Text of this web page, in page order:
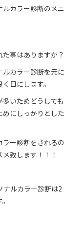
カラー診断のメニ
事はありますか？
カラー診断を元に
目にします。
いためどうしても
にしっかりとした
ー診断をされるの
致します！！！
ナルカラー診断は2